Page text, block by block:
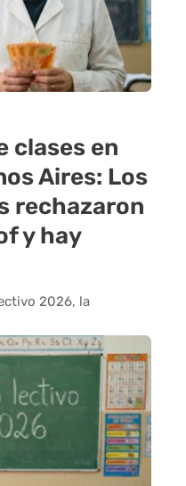
clases en
Aires: Los
rechazaron
y hay
2026, la